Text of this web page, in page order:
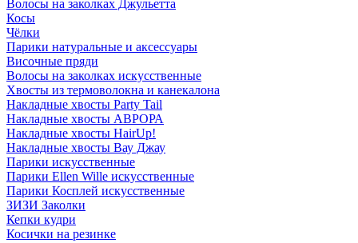
Волосы на заколках Джульетта
Косы
Чёлки
Парики натуральные и аксессуары
Височные пряди
Волосы на заколках искусственные
Хвосты из термоволокна и канекалона
Накладные хвосты Party Tail
Накладные хвосты АВРОРА
Накладные хвосты HairUp!
Накладные хвосты Вау Джау
Парики искусственные
Парики Ellen Wille искусственные
Парики Косплей искусственные
ЗИЗИ Заколки
Кепки кудри
Косички на резинке